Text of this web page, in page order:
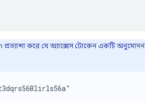
করে যে অ্যাক্সেস টোকেন একটি